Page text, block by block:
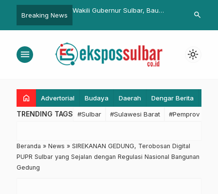
Breaking News
Bakal Bentuk Tim
Wakili Gubernur Sulbar, Bau
Penandatanganan MoU dan
Sulawesi
Wagub Uu
Karakter
search
menu light_mode
home Advertorial Budaya Daerah Dengar Berita
TRENDING TAGS #Sulbar #Sulawesi Barat #Pemprov
Beranda » News » SIREKANAN GEDUNG, Terobosan Digital
PUPR Sulbar yang Sejalan dengan Regulasi Nasional Bangunan
Gedung